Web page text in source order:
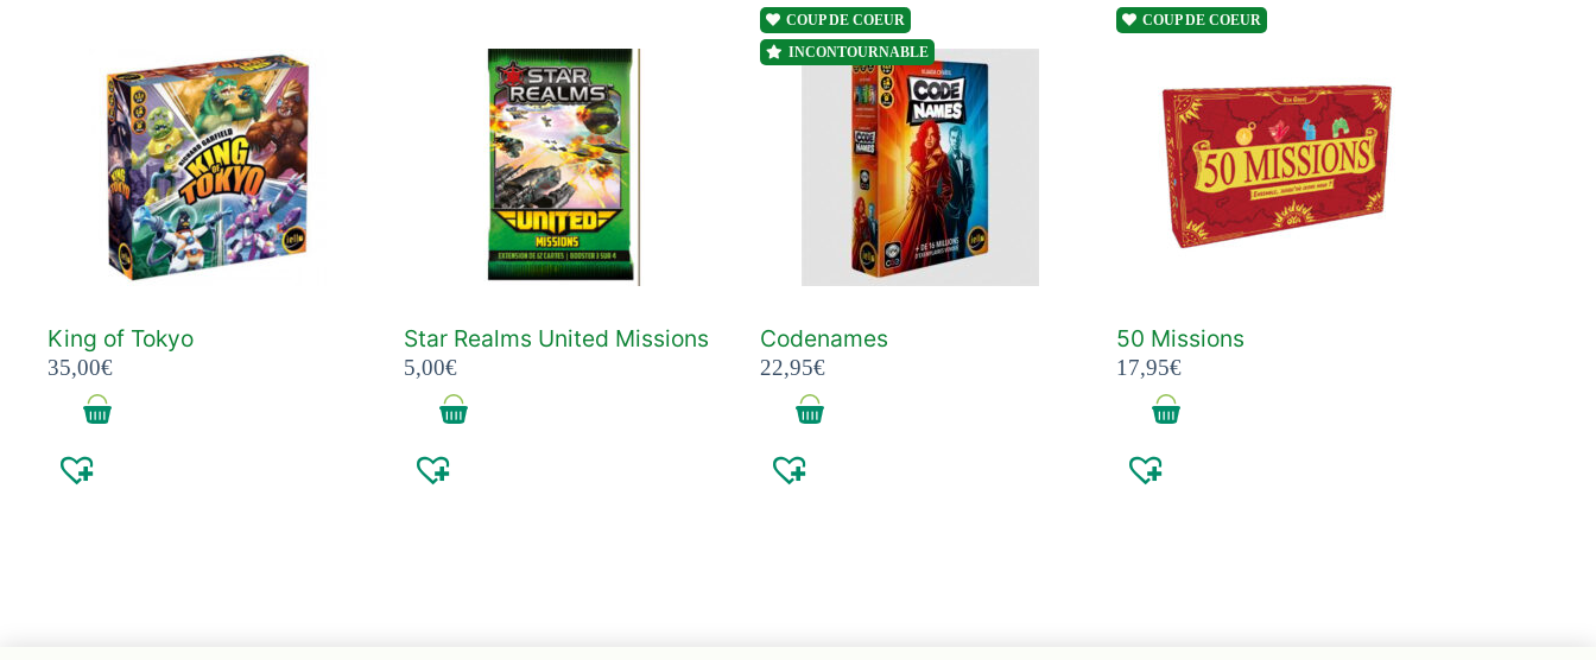
King of Tokyo
35,00€
Star Realms United Missions
5,00€
COUP DE COEUR
INCONTOURNABLE
Codenames
22,95€
COUP DE COEUR
50 Missions
17,95€